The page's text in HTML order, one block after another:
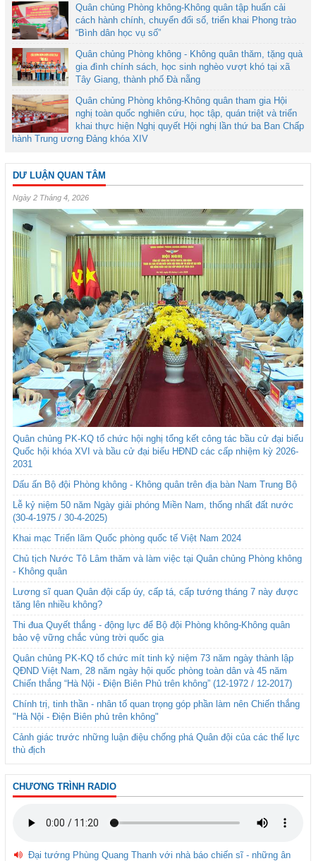
Quân chủng Phòng không-Không quân tập huấn cải
cách hành chính, chuyển đổi số, triển khai Phong trào
“Bình dân học vụ số”
Quân chủng Phòng không - Không quân thăm, tặng quà
gia đình chính sách, học sinh nghèo vượt khó tại xã
Tây Giang, thành phố Đà nẵng
Quân chủng Phòng không-Không quân tham gia Hội
nghị toàn quốc nghiên cứu, học tập, quán triệt và triển
khai thực hiện Nghị quyết Hội nghị lần thứ ba Ban Chấp
hành Trung ương Đảng khóa XIV
DƯ LUẬN QUAN TÂM
Ngày 2 Tháng 4, 2026
Quân chủng PK-KQ tổ chức hội nghị tổng kết công tác bầu cử đại biểu
Quốc hội khóa XVI và bầu cử đại biểu HĐND các cấp nhiệm kỳ 2026-
2031
Dấu ấn Bộ đội Phòng không - Không quân trên địa bàn Nam Trung Bộ
Lễ kỷ niệm 50 năm Ngày giải phóng Miền Nam, thống nhất đất nước
(30-4-1975 / 30-4-2025)
Khai mạc Triển lãm Quốc phòng quốc tế Việt Nam 2024
Chủ tịch Nước Tô Lâm thăm và làm việc tại Quân chủng Phòng không
- Không quân
Lương sĩ quan Quân đội cấp úy, cấp tá, cấp tướng tháng 7 này được
tăng lên nhiều không?
Thi đua Quyết thắng - động lực để Bộ đội Phòng không-Không quân
bảo vệ vững chắc vùng trời quốc gia
Quân chủng PK-KQ tổ chức mít tinh kỷ niệm 73 năm ngày thành lập
QĐND Việt Nam, 28 năm ngày hội quốc phòng toàn dân và 45 năm
Chiến thắng “Hà Nội - Điện Biên Phủ trên không” (12-1972 / 12-2017)
Chính trị, tinh thần - nhân tố quan trọng góp phần làm nên Chiến thắng
"Hà Nội - Điện Biên phủ trên không"
Cảnh giác trước những luận điệu chống phá Quân đội của các thế lực
thù địch
CHƯƠNG TRÌNH RADIO
Đại tướng Phùng Quang Thanh với nhà báo chiến sĩ - những ân